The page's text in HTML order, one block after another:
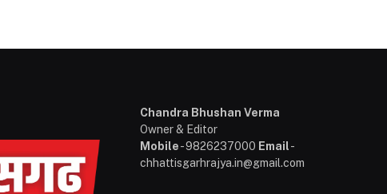
Chandra Bhushan Verma
Owner & Editor
Mobile- 9826237000 Email-
chhattisgarhrajya.in@gmail.com